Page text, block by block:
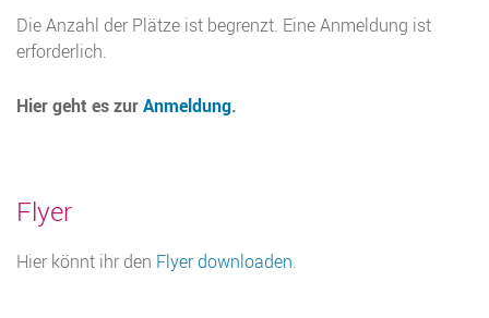
Die Anzahl der Plätze ist begrenzt. Eine Anmeldung ist
erforderlich.
Hier geht es zurAnmeldung.
Flyer
Hier könnt ihr den Flyer downloaden.